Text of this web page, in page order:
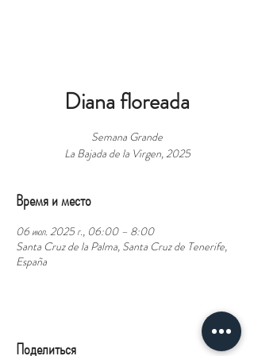
Diana floreada
Semana Grande
La Bajada de la Virgen, 2025
Время и место
06 июл. 2025 г., 06:00 – 8:00
Santa Cruz de la Palma, Santa Cruz de Tenerife,
España
Поделиться